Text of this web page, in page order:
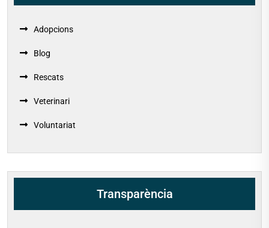
Adopcions
Blog
Rescats
Veterinari
Voluntariat
Transparència